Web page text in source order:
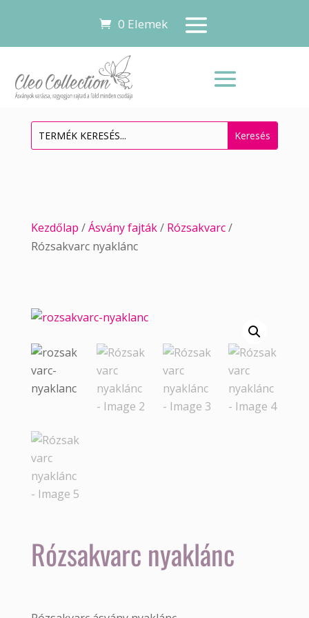
0 Elemek
Kezdőlap /Ásvány fajták/ Rózsakvarc/
Rózsakvarc nyaklánc
Rózsakvarc nyaklánc